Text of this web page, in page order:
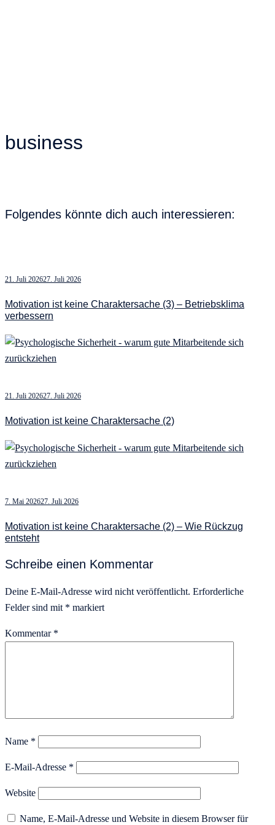
business
Folgendes könnte dich auch interessieren:
21. Juli 202627. Juli 2026
Motivation ist keine Charaktersache (3) – Betriebsklima
verbessern
21. Juli 202627. Juli 2026
Motivation ist keine Charaktersache (2)
7. Mai 202627. Juli 2026
Motivation ist keine Charaktersache (2) – Wie Rückzug
entsteht
Schreibe einen Kommentar
Deine E-Mail-Adresse wird nicht veröffentlicht. Erforderliche
Felder sind mit * markiert
Kommentar *
Name *
E-Mail-Adresse *
Website
Name, E-Mail-Adresse und Website in diesem Browser für